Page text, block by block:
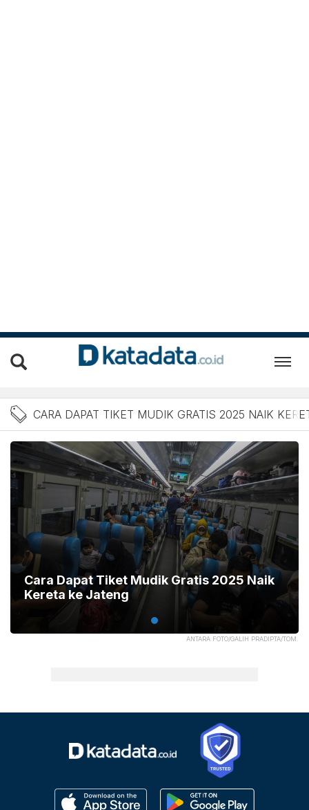
Berita Cara Dapat Tiket
CARA DAPAT TIKET MUDIK GRATIS 2025 NAIK
ANTARA FOTO/GALIH PRADIPTA/TOM.
Cara Dapat Tiket Mudik Gratis 2025 Naik
Kereta ke Jateng